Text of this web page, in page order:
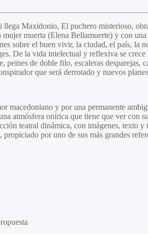
llega Maxidonio, El puchero misterioso,
mujer muerta (Elena Bellamuerte) y con una
sobre el buen vivir, la ciudad, el país, la
De la vida intelectual y reflexiva se
peines de doble filo, escaleras
que será derrotado y nuevos
macedoniano y por una permanente
atmósfera onírica que tiene que ver con
teatral dinámica, con imágenes, texto
por uno de sus más grandes